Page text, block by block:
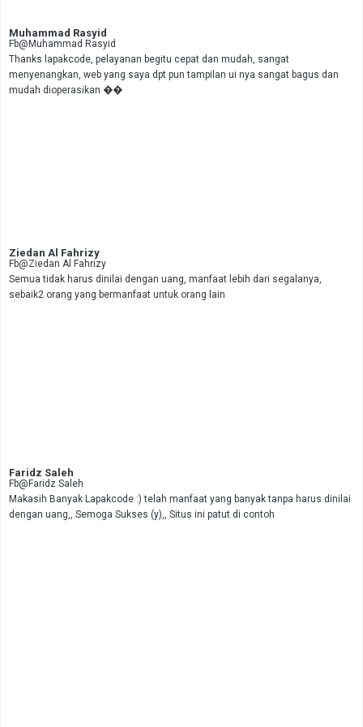
Muhammad Rasyid
Fb@Muhammad Rasyid
Thanks lapakcode, pelayanan begitu cepat dan mudah, sangat
menyenangkan, web yang saya dpt pun tampilan ui nya sangat bagus dan
mudah dioperasikan ��
Ziedan Al Fahrizy
Fb@Ziedan Al Fahrizy
Semua tidak harus dinilai dengan uang, manfaat lebih dari segalanya,
sebaik2 orang yang bermanfaat untuk orang lain
Faridz Saleh
Fb@Faridz Saleh
Makasih Banyak Lapakcode :) telah manfaat yang banyak tanpa harus dinilai
dengan uang,, Semoga Sukses (y),, Situs ini patut di contoh